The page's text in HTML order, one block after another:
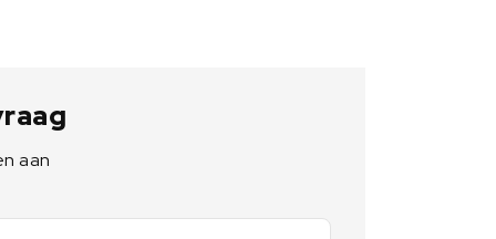
aan